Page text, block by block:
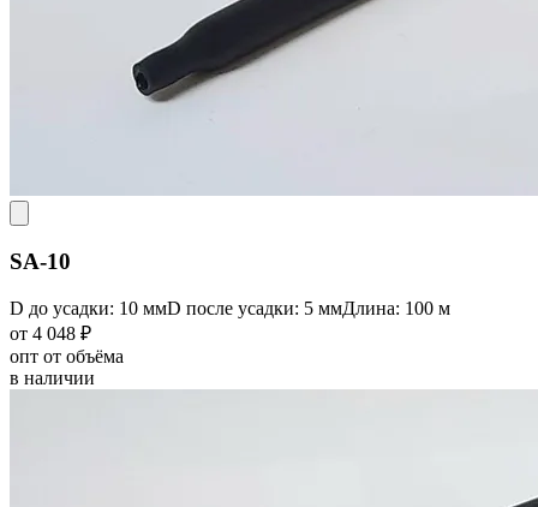
SA-10
D до усадки: 10 ммD после усадки: 5 ммДлина: 100 м
от 4 048 ₽
опт от объёма
в наличии